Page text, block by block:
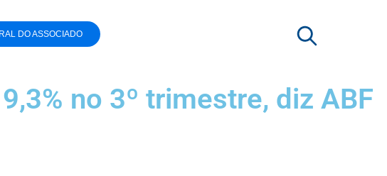
DO ASSOCIADO
no 3º trimestre, diz ABF